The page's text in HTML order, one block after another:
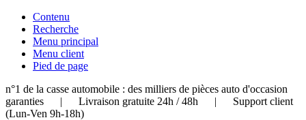
Contenu
Recherche
Menu principal
Menu client
Pied de page
n°1 de la casse automobile : des milliers de pièces auto d'occasion
garanties | Livraison gratuite 24h / 48h | Support client
(Lun-Ven 9h-18h)